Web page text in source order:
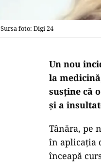
Sursa foto: Digi 24
Un nou
la
susține că
și a
Tânăra, pe
în aplicația
înceapă